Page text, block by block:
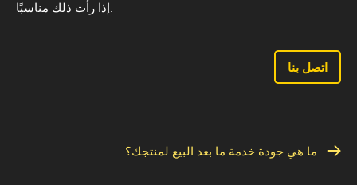
اتصل بنا
ما هي جودة خدمة ما بعد البيع لمنتجك؟